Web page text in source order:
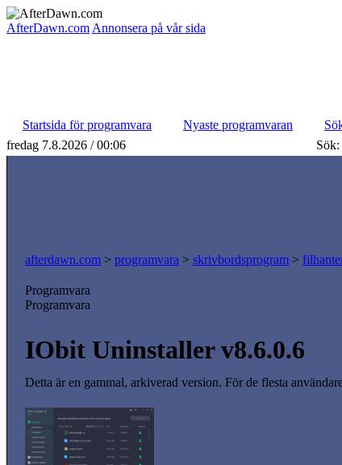
AfterDawn.com Annonsera på vår sida
Startsida för programvara
Nyaste programvaran
fredag 7.8.2026 / 00:06
Sök:
afterdawn.com > programvara > skrivbordsprogram >
Programvara
Programvara
IObit Uninstaller v8.6.0.6
Detta är en gammal, arkiverad version. För de flesta